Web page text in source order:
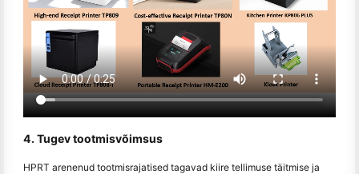
4. Tugev tootmisvõimsus
HPRT arenenud tootmisrajatised tagavad kiire tellimuse täitmise ja